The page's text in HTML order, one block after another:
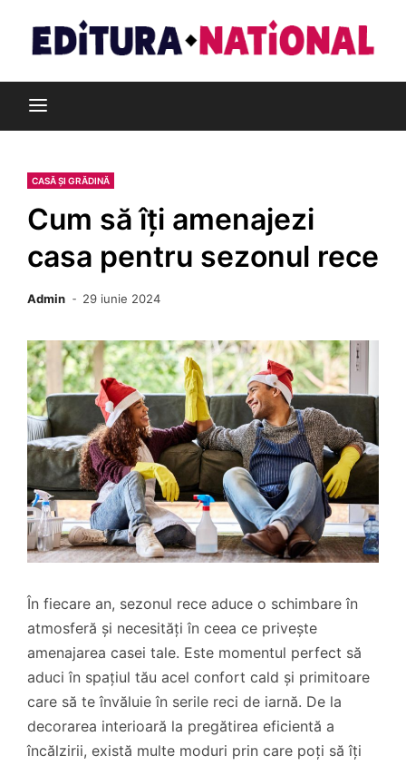
content
Editura Național
CASĂ ȘI GRĂDINĂ
Cum să îți amenajezi
casa pentru sezonul rece
Admin 29 iunie 2024
În fiecare an, sezonul rece aduce o schimbare în
atmosferă și necesități în ceea ce privește
amenajarea casei tale. Este momentul perfect să
aduci în spațiul tău acel confort cald și primitoare
care să te învăluie în serile reci de iarnă. De la
decorarea interioară la pregătirea eficientă a
încălzirii, există multe moduri prin care poți să îți